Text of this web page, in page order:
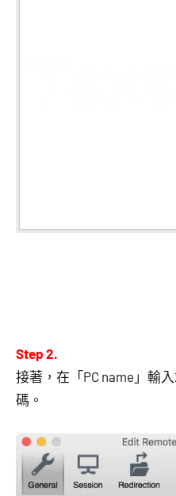
Step 2.
接著，在「PC name」輸
碼。